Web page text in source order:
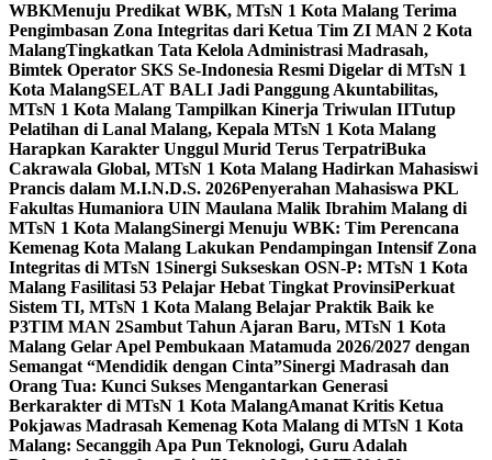
WBKMenuju Predikat WBK, MTsN 1 Kota Malang Terima
Pengimbasan Zona Integritas dari Ketua Tim ZI MAN 2 Kota
MalangTingkatkan Tata Kelola Administrasi Madrasah,
Bimtek Operator SKS Se-Indonesia Resmi Digelar di MTsN 1
Kota MalangSELAT BALI Jadi Panggung Akuntabilitas,
MTsN 1 Kota Malang Tampilkan Kinerja Triwulan IITutup
Pelatihan di Lanal Malang, Kepala MTsN 1 Kota Malang
Harapkan Karakter Unggul Murid Terus TerpatriBuka
Cakrawala Global, MTsN 1 Kota Malang Hadirkan Mahasiswi
Prancis dalam M.I.N.D.S. 2026Penyerahan Mahasiswa PKL
Fakultas Humaniora UIN Maulana Malik Ibrahim Malang di
MTsN 1 Kota MalangSinergi Menuju WBK: Tim Perencana
Kemenag Kota Malang Lakukan Pendampingan Intensif Zona
Integritas di MTsN 1Sinergi Sukseskan OSN-P: MTsN 1 Kota
Malang Fasilitasi 53 Pelajar Hebat Tingkat ProvinsiPerkuat
Sistem TI, MTsN 1 Kota Malang Belajar Praktik Baik ke
P3TIM MAN 2Sambut Tahun Ajaran Baru, MTsN 1 Kota
Malang Gelar Apel Pembukaan Matamuda 2026/2027 dengan
Semangat “Mendidik dengan Cinta”Sinergi Madrasah dan
Orang Tua: Kunci Sukses Mengantarkan Generasi
Berkarakter di MTsN 1 Kota MalangAmanat Kritis Ketua
Pokjawas Madrasah Kemenag Kota Malang di MTsN 1 Kota
Malang: Secanggih Apa Pun Teknologi, Guru Adalah